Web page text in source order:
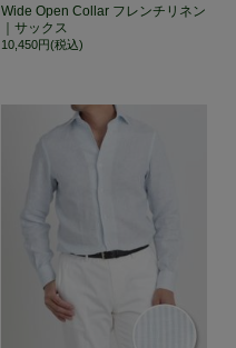
Wide Open Collar フレンチリネン
｜サックス
10,450円(税込)